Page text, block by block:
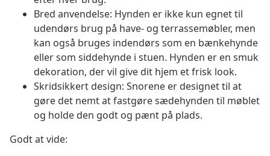
Bred anvendelse: Hynden er ikke kun egnet til
udendørs brug på have- og terrassemøbler, men
kan også bruges indendørs som en bænkehynde
eller som siddehynde i stuen. Hynden er en smuk
dekoration, der vil give dit hjem et frisk look.
Skridsikkert design: Snorene er designet til at
gøre det nemt at fastgøre sædehynden til møblet
og holde den godt og pænt på plads.
Godt at vide: